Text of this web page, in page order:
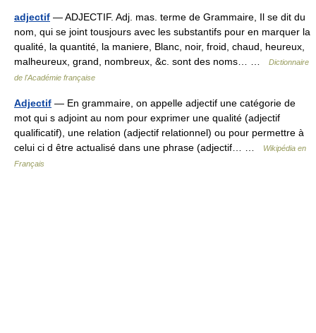
adjectif — ADJECTIF. Adj. mas. terme de Grammaire, Il se dit du
nom, qui se joint tousjours avec les substantifs pour en marquer la
qualité, la quantité, la maniere, Blanc, noir, froid, chaud, heureux,
malheureux, grand, nombreux, &c. sont des noms… …
Dictionnaire
de l'Académie française
Adjectif — En grammaire, on appelle adjectif une catégorie de
mot qui s adjoint au nom pour exprimer une qualité (adjectif
qualificatif), une relation (adjectif relationnel) ou pour permettre à
celui ci d être actualisé dans une phrase (adjectif… …
Wikipédia en
Français